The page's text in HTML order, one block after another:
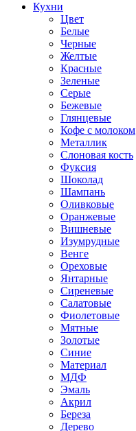
Кухни
Цвет
Белые
Черные
Желтые
Красные
Зеленые
Серые
Бежевые
Глянцевые
Кофе с молоком
Металлик
Слоновая кость
Фуксия
Шоколад
Шампань
Оливковые
Оранжевые
Вишневые
Изумрудные
Венге
Ореховые
Янтарные
Сиреневые
Салатовые
Фиолетовые
Мятные
Золотые
Синие
Материал
МДФ
Эмаль
Акрил
Береза
Дерево